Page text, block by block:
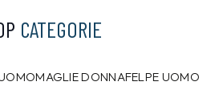
CATEGORIE
MAGLIE DONNAFELPE UOMO